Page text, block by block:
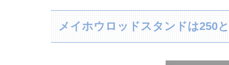
メイホウロッドスタンドは250